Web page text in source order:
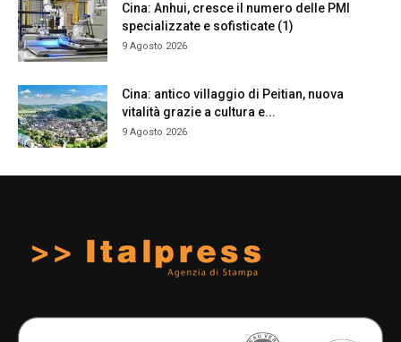
Cina: Anhui, cresce il numero delle PMI
specializzate e sofisticate (1)
9 Agosto 2026
Cina: antico villaggio di Peitian, nuova
vitalità grazie a cultura e...
9 Agosto 2026